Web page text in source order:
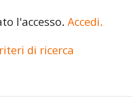
l'accesso. Accedi.
di ricerca